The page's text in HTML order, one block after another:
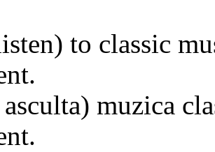
to classic
muzica